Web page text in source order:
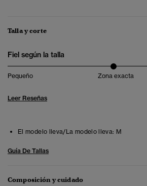
Talla y corte
Fiel según la talla
Pequeño Zona exacta
Leer Reseñas
El modelo lleva/La modelo lleva: M
Guía De Tallas
Composición y cuidado